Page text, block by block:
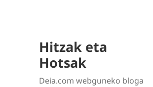
Hitzak eta
Hotsak
Deia.com webguneko bloga